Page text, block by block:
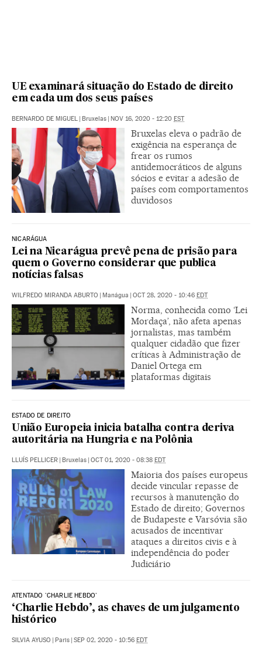
UE examinará situação do Estado de direito
em cada um dos seus países
BERNARDO DE MIGUEL | Bruxelas | NOV 16, 2020 - 12:20 EST
Bruxelas eleva o padrão de
exigência na esperança de
frear os rumos
antidemocráticos de alguns
sócios e evitar a adesão de
países com comportamentos
duvidosos
NICARÁGUA
Lei na Nicarágua prevê pena de prisão para
quem o Governo considerar que publica
notícias falsas
WILFREDO MIRANDA ABURTO | Manágua | OCT 28, 2020 - 10:46 EDT
Norma, conhecida como ‘Lei
Mordaça’, não afeta apenas
jornalistas, mas também
qualquer cidadão que fizer
críticas à Administração de
Daniel Ortega em
plataformas digitais
ESTADO DE DIREITO
União Europeia inicia batalha contra deriva
autoritária na Hungria e na Polônia
LLUÍS PELLICER | Bruxelas | OCT 01, 2020 - 08:38 EDT
Maioria dos países europeus
decide vincular repasse de
recursos à manutenção do
Estado de direito; Governos
de Budapeste e Varsóvia são
acusados de incentivar
ataques a direitos civis e à
independência do poder
Judiciário
ATENTADO 'CHARLIE HEBDO'
‘Charlie Hebdo’, as chaves de um julgamento
histórico
SILVIA AYUSO | Paris | SEP 02, 2020 - 10:56 EDT